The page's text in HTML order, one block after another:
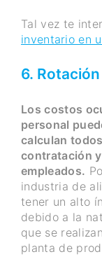
Tal vez te
inventario en
6.
Los costos
personal
calculan
contratación
empleados.
industria de
tener un alto
debido a la
que se
planta de